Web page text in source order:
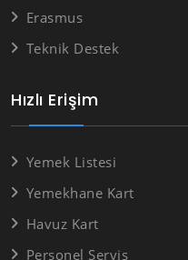
Hızlı Erişim
Yemek Listesi
Yemekhane Kart
Havuz Kart
Personel Servis
Erasmus
Teknik Destek